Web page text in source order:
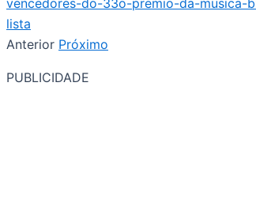
Anterior Próximo
PUBLICIDADE